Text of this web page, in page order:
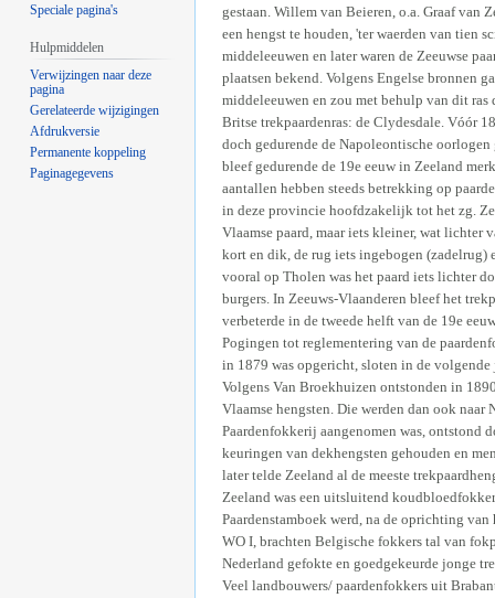
navigatie
springen
zoeken
springen
gestaan. Willem van Beieren, o.a. Graaf van
een hengst te houden, 'ter waerden van tien
middeleeuwen en later waren de Zeeuwse
plaatsen bekend. Volgens Engelse bronnen
middeleeuwen en zou met behulp van dit
Britse trekpaardenras: de Clydesdale. Vóór
doch gedurende de Napoleontische
bleef gedurende de 19e eeuw in Zeeland
aantallen hebben steeds betrekking op
in deze provincie hoofdzakelijk tot het zg.
Vlaamse paard, maar iets kleiner, wat lichter
kort en dik, de rug iets ingebogen (zadelrug)
vooral op Tholen was het paard iets lichter
burgers. In Zeeuws-Vlaanderen bleef het
verbeterde in de tweede helft van de 19e
Pogingen tot reglementering van de
in 1879 was opgericht, sloten in de
Volgens Van Broekhuizen ontstonden in
Vlaamse hengsten. Die werden dan ook
Paardenfokkerij aangenomen was, ontstond
keuringen van dekhengsten gehouden en
later telde Zeeland al de meeste
Zeeland was een uitsluitend
Paardenstamboek werd, na de oprichting
WO I, brachten Belgische fokkers tal van
Nederland gefokte en goedgekeurde jonge
Veel landbouwers/ paardenfokkers uit
Speciale pagina's
Hulpmiddelen
Verwijzingen naar deze
pagina
Gerelateerde wijzigingen
Afdrukversie
Permanente koppeling
Paginagegevens